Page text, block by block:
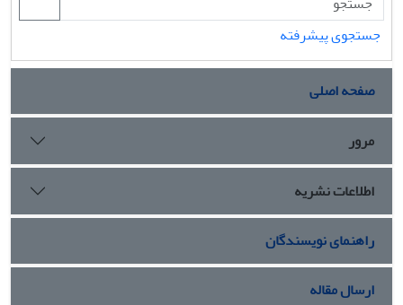
جستجوی پیشرفته
صفحه اصلی
مرور
اطلاعات نشریه
راهنمای نویسندگان
ارسال مقاله